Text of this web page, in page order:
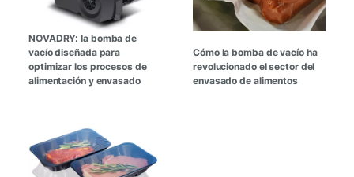
NOVADRY: la bomba de
vacío diseñada para
optimizar los procesos de
alimentación y envasado
Cómo la bomba de vacío ha
revolucionado el sector del
envasado de alimentos